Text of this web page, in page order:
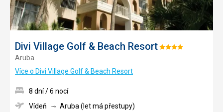
Divi Village Golf & Beach ResortHodnocení:
Aruba
Více o Divi Village Golf & Beach Resort
8 dní / 6 nocí
Vídeň
Aruba (let má přestupy)